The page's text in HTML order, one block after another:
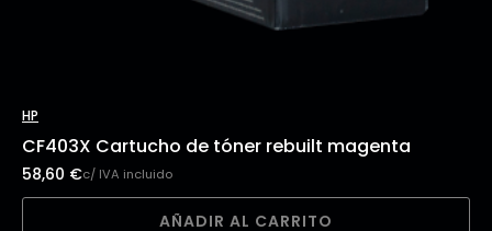
HP
CF403X Cartucho de tóner rebuilt magenta
58,60 €c/ IVA incluido
AÑADIR AL CARRITO